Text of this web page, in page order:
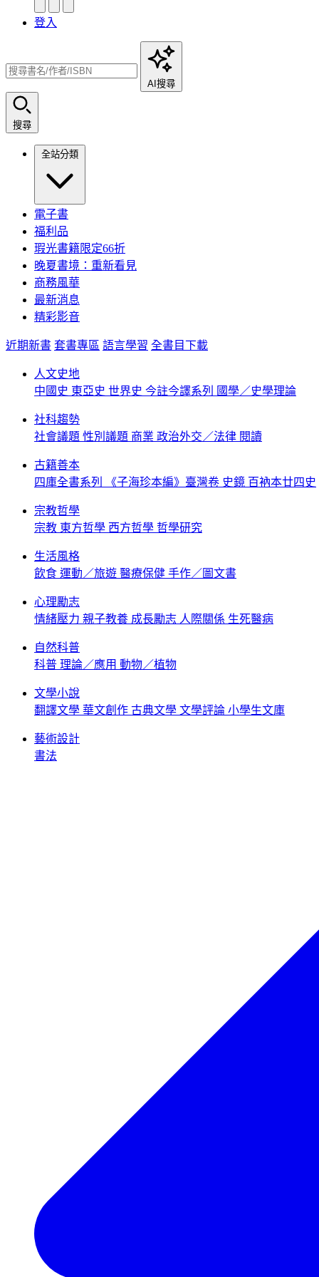
登入
AI搜尋
搜尋
全站分類
電子書
福利品
瑕光書籍限定66折
晚夏書境：重新看見
商務風華
最新消息
精彩影音
近期新書 套書專區 語言學習 全書目下載
人文史地
中國史 東亞史 世界史 今註今譯系列 國學／史學理論
社科趨勢
社會議題 性別議題 商業 政治外交／法律 閱讀
古籍善本
四庫全書系列
《子海珍本編》臺灣卷 史鏡 百衲本廿四史
宗教哲學
宗教 東方哲學 西方哲學 哲學研究
生活風格
飲食 運動／旅遊 醫療保健 手作／圖文書
心理勵志
情緒壓力 親子教養 成長勵志 人際關係 生死醫病
自然科普
科普 理論／應用 動物／植物
文學小說
翻譯文學 華文創作 古典文學 文學評論 小學生文庫
藝術設計
書法